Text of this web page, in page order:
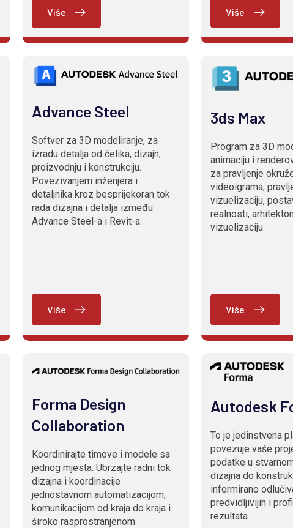
Više Više
Advance Steel
Softver za 3D modeliranje, za
izradu detalja od čelika, dizajn,
proizvodnju i konstrukciju.
Povezivanjem inženjera i
detaljnika kroz besprijekoran tok
rada dizajna i detalja između
Advance Steel-a i Revit-a.
Više
3ds Max
Program za 3D
animaciju i
za pravljenje
videoigrama,
vizuelizaciju,
realnosti,
vizuelizaciju.
Više
Forma Design
Collaboration
Koordinirajte timove i modele sa
jednog mjesta. Ubrzajte radni tok
dizajna i koordinacije
jednostavnom automatizacijom,
komunikacijom od kraja do kraja i
široko rasprostranjenom
Autodesk
To je jedinstvena
povezuje vaše
podatke u
dizajna do
informirano
predvidljivijih i
rezultata.